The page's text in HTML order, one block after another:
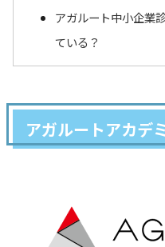
アガルート中小企業
ている？
アガルートアカデ